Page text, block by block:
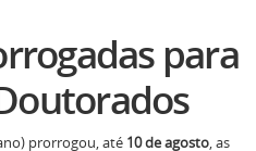
para
prorrogou, até 10 de agosto, as